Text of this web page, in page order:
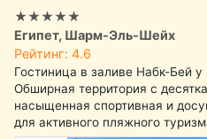
★★★★★
Египет, Шарм-Эль-Шейх
Рейтинг: 4.6
Гостиница в заливе Набк-Бей у
Обширная территория с
насыщенная спортивная и
для активного пляжного